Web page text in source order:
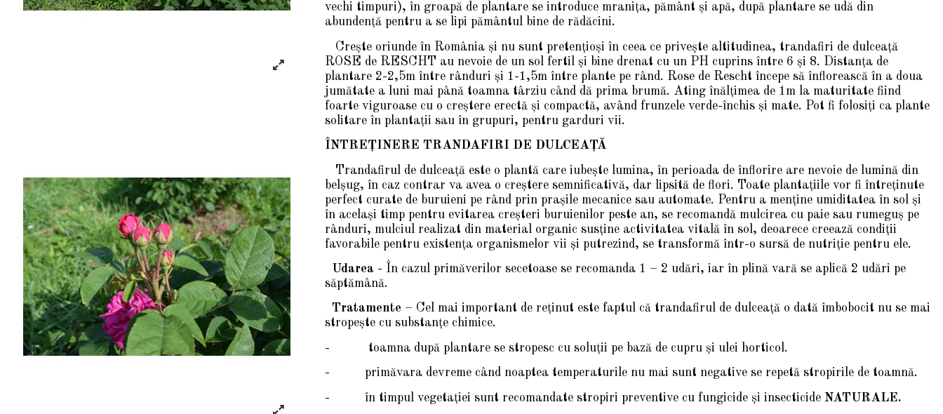
vechi timpuri), în groapă de plantare se introduce mraniţa, pământ şi apă, după plantare se udă din
abundenţă pentru a se lipi pământul bine de rădăcini.
Creşte oriunde în România şi nu sunt pretenţioşi în ceea ce priveşte altitudinea, trandafiri de dulceaţă
ROSE de RESCHT au nevoie de un sol fertil şi bine drenat cu un PH cuprins între 6 şi 8. Distanţa de
plantare 2-2,5m între rânduri şi 1-1,5m între plante pe rând. Rose de Rescht începe să înflorească în a doua
jumătate a luni mai până toamna târziu când dă prima brumă. Ating înălţimea de 1m la maturitate fiind
foarte viguroase cu o creştere erectă şi compactă, având frunzele verde-închis şi mate. Pot fi folosiţi ca plante
solitare în plantaţii sau în grupuri, pentru garduri vii.
ÎNTREŢINERE TRANDAFIRI DE DULCEAŢĂ
Trandafirul de dulceaţă este o plantă care iubeşte lumina, în perioada de înflorire are nevoie de lumină din
belşug, în caz contrar va avea o creştere semnificativă, dar lipsită de flori. Toate plantaţiile vor fi întreţinute
perfect curate de buruieni pe rând prin praşile mecanice sau automate. Pentru a menţine umiditatea în sol şi
în acelaşi timp pentru evitarea creşteri buruienilor peste an, se recomandă mulcirea cu paie sau rumeguş pe
rânduri, mulciul realizat din material organic susţine activitatea vitală în sol, deoarece creează condiții
favorabile pentru existenţa organismelor vii și putrezind, se transformă într-o sursă de nutriţie pentru ele.
Udarea - În cazul primăverilor secetoase se recomanda 1 – 2 udări, iar în plină vară se aplică 2 udări pe
săptămână.
Tratamente – Cel mai important de reţinut este faptul că trandafirul de dulceaţă o dată îmbobocit nu se mai
stropeşte cu substanţe chimice.
-
toamna după plantare se stropesc cu soluţii pe bază de cupru şi ulei horticol.
-
primăvara devreme când noaptea temperaturile nu mai sunt negative se repetă stropirile de toamnă.
-
în timpul vegetaţiei sunt recomandate stropiri preventive cu fungicide şi insecticide NATURALE.